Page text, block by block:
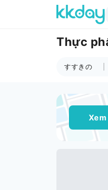
Thực
すすきの